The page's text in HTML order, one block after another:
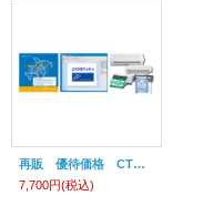
再販 優待価格 CTグラフィティM ver.4 クラフトロボ、キュリオ2非対応
7,700円(税込)